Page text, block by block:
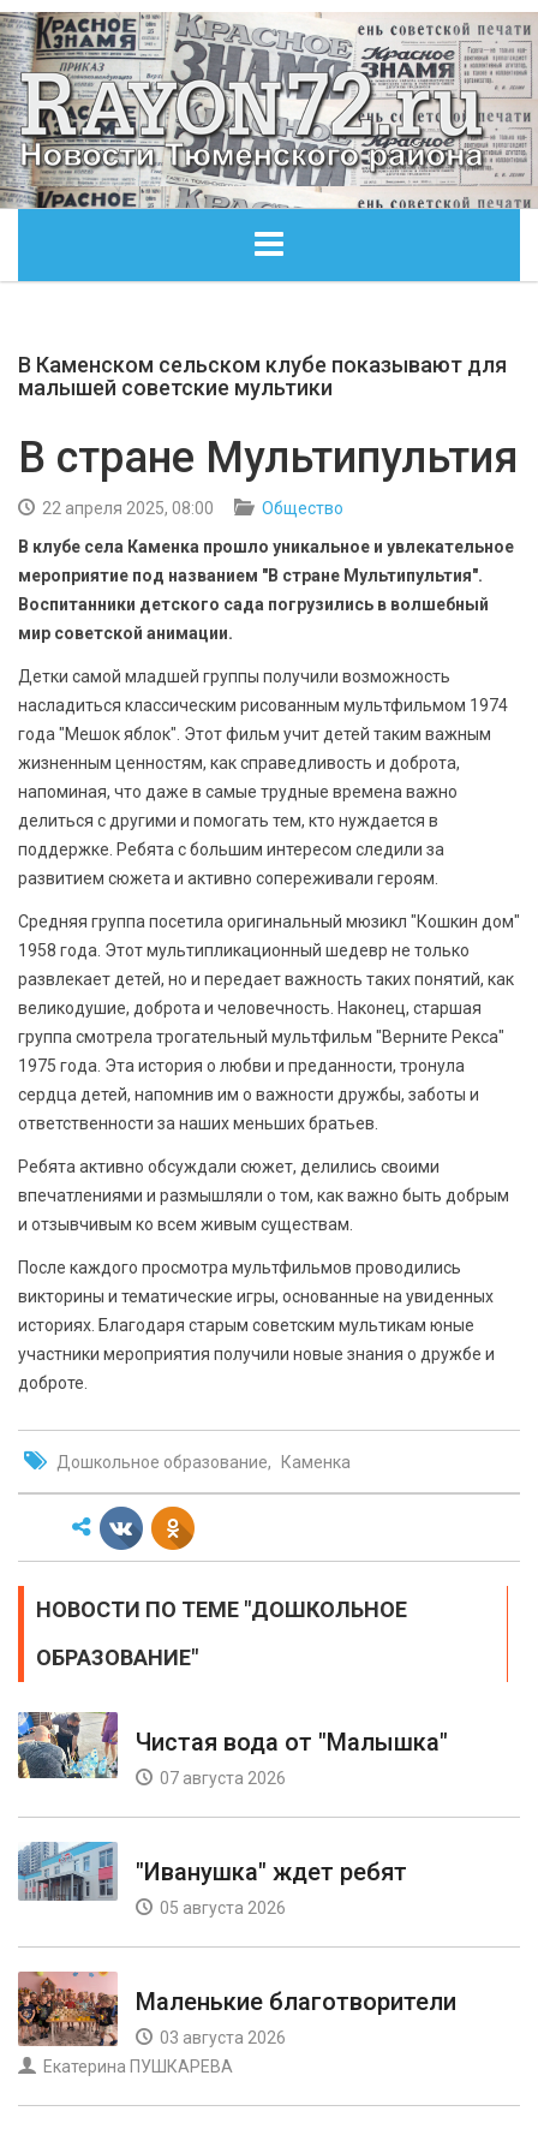
ОБЩЕСТВО
БЕЗОПАСНОСТЬ
СПОРТ
АРХИВ PDF
В Каменском сельском клубе показывают для
малышей советские мультики
В стране Мультипультия
22 апреля 2025, 08:00
Общество
В клубе села Каменка прошло уникальное и увлекательное
мероприятие под названием "В стране Мультипультия".
Воспитанники детского сада погрузились в волшебный
мир советской анимации.
Детки самой младшей группы получили возможность
насладиться классическим рисованным мультфильмом 1974
года "Мешок яблок". Этот фильм учит детей таким важным
жизненным ценностям, как справедливость и доброта,
напоминая, что даже в самые трудные времена важно
делиться с другими и помогать тем, кто нуждается в
поддержке. Ребята с большим интересом следили за
развитием сюжета и активно сопереживали героям.
Средняя группа посетила оригинальный мюзикл "Кошкин дом"
1958 года. Этот мультипликационный шедевр не только
развлекает детей, но и передает важность таких понятий, как
великодушие, доброта и человечность. Наконец, старшая
группа смотрела трогательный мультфильм "Верните Рекса"
1975 года. Эта история о любви и преданности, тронула
сердца детей, напомнив им о важности дружбы, заботы и
ответственности за наших меньших братьев.
Ребята активно обсуждали сюжет, делились своими
впечатлениями и размышляли о том, как важно быть добрым
и отзывчивым ко всем живым существам.
После каждого просмотра мультфильмов проводились
викторины и тематические игры, основанные на увиденных
историях. Благодаря старым советским мультикам юные
участники мероприятия получили новые знания о дружбе и
доброте.
Дошкольное образование Каменка
НОВОСТИ ПО ТЕМЕ "ДОШКОЛЬНОЕ
ОБРАЗОВАНИЕ"
Чистая вода от "Малышка"
07 августа 2026
"Иванушка" ждет ребят
05 августа 2026
Маленькие благотворители
03 августа 2026
Екатерина ПУШКАРЕВА